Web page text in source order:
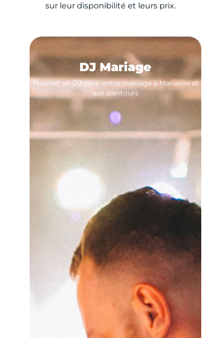
sur leur disponibilité et leurs prix.
DJ Mariage
Trouvez un DJ pour votre mariage à Marseille et
aux alentours